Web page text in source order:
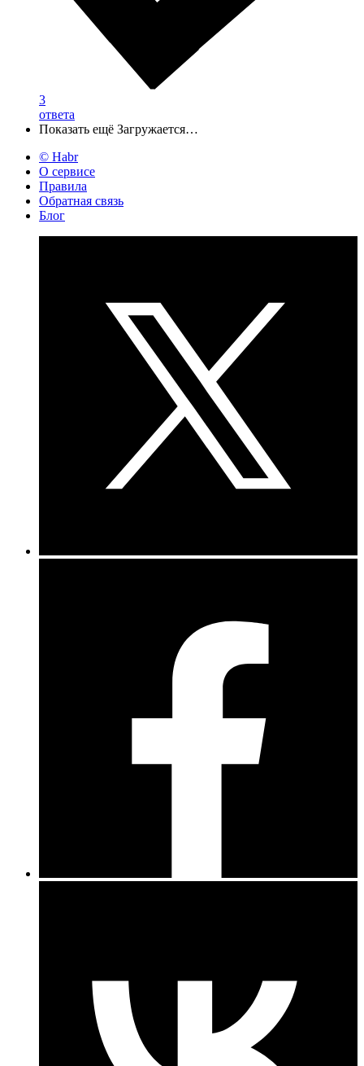
3
ответа
Показать ещё Загружается…
© Habr
О сервисе
Правила
Обратная связь
Блог